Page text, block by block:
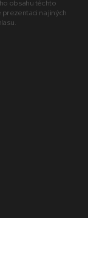
obsahu těchto
na jiných